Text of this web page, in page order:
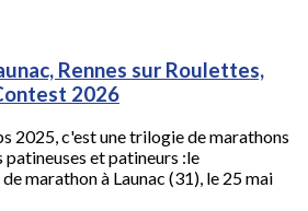
Rennes sur Roulettes,
2026
2025, c'est une trilogie de marathons
et patineurs :le
marathon à Launac (31), le 25 mai